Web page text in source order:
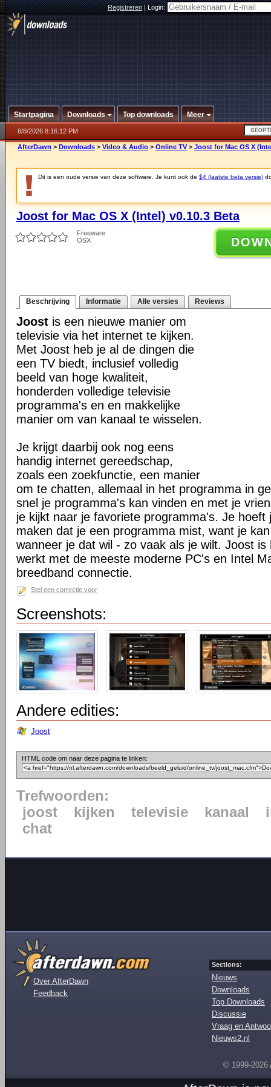
Registreren|Login:
Startpagina Downloads Top downloads Meer
8/8/2026 8:16:12 PM
AfterDawn > Downloads > Video & Audio > Online TV > Joost for Mac OS X
Dit is een oude versie van deze software. Je kunt ook de $4 (laatste beta versie)
Joost for Mac OS X (Intel) v0.10.3 Beta
Freeware
OSX
Beschrijving Informatie Alle versies Reviews
Joost is een nieuwe manier om
televisie via het internet te kijken.
Met Joost heb je al de dingen die
een TV biedt, inclusief volledig
beeld van hoge kwaliteit,
honderden volledige televisie
programma's en en makkelijke
manier om van kanaal te wisselen.
Je krijgt daarbij ook nog eens
handig internet gereedschap,
zoals een zoekfunctie, een manier
om te chatten, allemaal in het programma in
snel je programma's kan vinden en met je
je kijkt naar je favoriete programma's. Je
maken dat je een programma mist, want je
wanneer je dat wil - zo vaak als je wilt. Joost is
werkt met de meeste moderne PC's en Intel
breedband connectie.
Stel een correctie voor
Screenshots:
Andere edities:
Joost
HTML code om naar deze pagina te linken:
Trefwoorden:
joost
kijken televisie kanaal
chat
Over AfterDawn
Feedback
Sections:
Nieuws
Downloads
Top Downloads
Discussie
Vraag en
Nieuws2.nl
© 1999-2026